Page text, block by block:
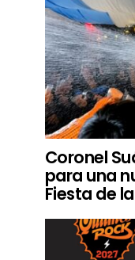
Coronel
para una
Fiesta de